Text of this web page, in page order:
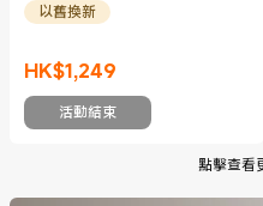
以舊換新
HK$1,249
現價 HK$1249
活動結束
點擊查看